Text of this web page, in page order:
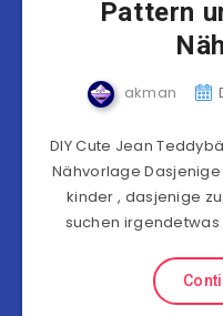
Pattern
akman
DIY Cute Jean
Nähvorlage Dasjenige
kinder , dasjenige
suchen